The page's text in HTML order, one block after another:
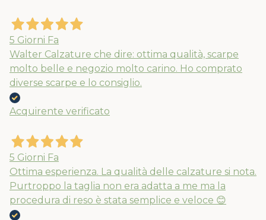
5 Giorni Fa
Walter Calzature che dire: ottima qualità, scarpe
molto belle e negozio molto carino. Ho comprato
diverse scarpe e lo consiglio.
Acquirente verificato
5 Giorni Fa
Ottima esperienza. La qualità delle calzature si nota.
Purtroppo la taglia non era adatta a me ma la
procedura di reso è stata semplice e veloce 😊